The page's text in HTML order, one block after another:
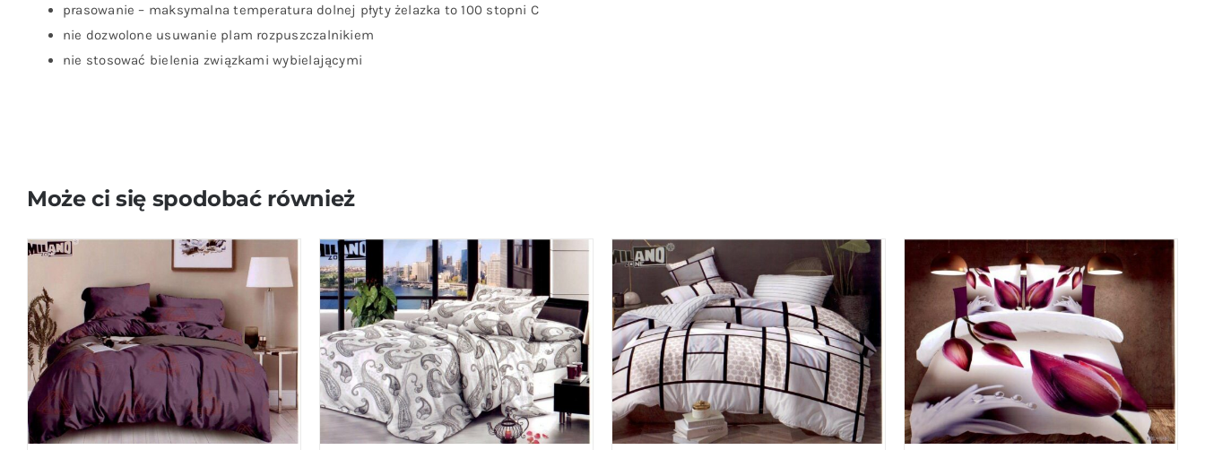
prasowanie – maksymalna temperatura dolnej płyty żelazka to 100 stopni C
nie dozwolone usuwanie plam rozpuszczalnikiem
nie stosować bielenia związkami wybielającymi
Może ci się spodobać również
DODAJ DO KOSZYKA / QUICK VIEW DODAJ DO KOSZYKA / QUICK VIEW DODAJ DO KOSZYKA / QUICK VIEW DODAJ DO KOSZYKA / QUICK VIEW